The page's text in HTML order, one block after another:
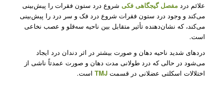
علائم درد مفصل گیجگاهی فکی شروع درد ستون فقرات را پیش‌بینی
می‌کند و وجود درد ستون فقرات شروع درد فک و سر درد را پیش‌بینی
می‌کند، که نشان‌دهنده تأثیر متقابل بین ناحیه سه‌قلو و عصب‌ نخاعی
است.
دردهای شدید ناحیه دهان و صورت بیشتر در اثر دندان درد ایجاد
می‌شود در حالی که درد طولانی مدت دهان و صورت عمدتاً ناشی از
اختلالات اسکلتی عضلانی در قسمت TMJاست.